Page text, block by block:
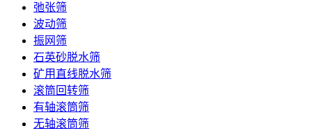
弛张筛
波动筛
振网筛
石英砂脱水筛
矿用直线脱水筛
滚筒回转筛
有轴滚筒筛
无轴滚筒筛